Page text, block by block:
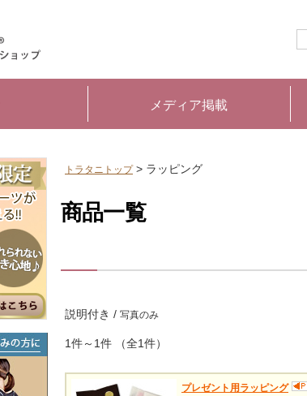
メディア掲載
トラタニトップ> ラッピング
商品一覧
説明付き / 写真のみ
1件～1件 （全1件）
プレゼント用ラッピング